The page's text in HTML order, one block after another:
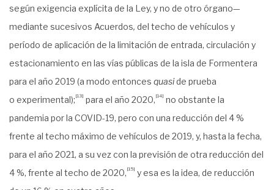
según exigencia explícita de la Ley, y no de otro órgano—
mediante sucesivos Acuerdos, del techo de vehículos y
período de aplicación de la limitación de entrada, circulación y
estacionamiento en las vías públicas de la isla de Formentera
para el año 2019 (a modo entonces quaside prueba
o experimental); [13] para el año 2020, [14] no obstante la
pandemia por la COVID-19, pero con una reducción del 4 %
frente al techo máximo de vehículos de 2019, y, hasta la fecha,
para el año 2021, a su vez con la previsión de otra reducción del
4 %, frente al techo de 2020, [15] y esa es la idea, de reducción